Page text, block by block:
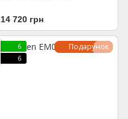
14 720 грн
Подарунок
6
6